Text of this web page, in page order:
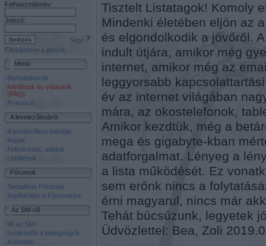
Felhasználónév:
Jelszó:
Súgó
Elfelejtettem a jelszót
Menü
Bemutatkozás
Kérdések és válaszok
(FAQ)
Promóció
A levelezőlistáról
A levelezőlista etikettje
Képek
Felmérések, adatok
Letöltések
Fórumok
Tematikus Fórumok
Képfeltöltés a Fórumokba
Az SM-ről
Mi az SM?
Ismertetők a betegségről
A tünetek
Tisztelt Listatagok! Komoly
Mindenki életében eljön az
és elgondolkodik a jövőről.
indult útjára, amikor még
internet, amikor még az
leggyorsabb
év az internet világában
mára, az okostelefonok,
Amikor kezdtük, még a
mega és gigabyte-kban
adatforgalmat. Lényeg a
a lista működését. Ez
sem erőnk nincs a
érni magyarul, nincs már
Tehát búcsúzunk, legyetek
Üdvözlettel: Bea, Zoli